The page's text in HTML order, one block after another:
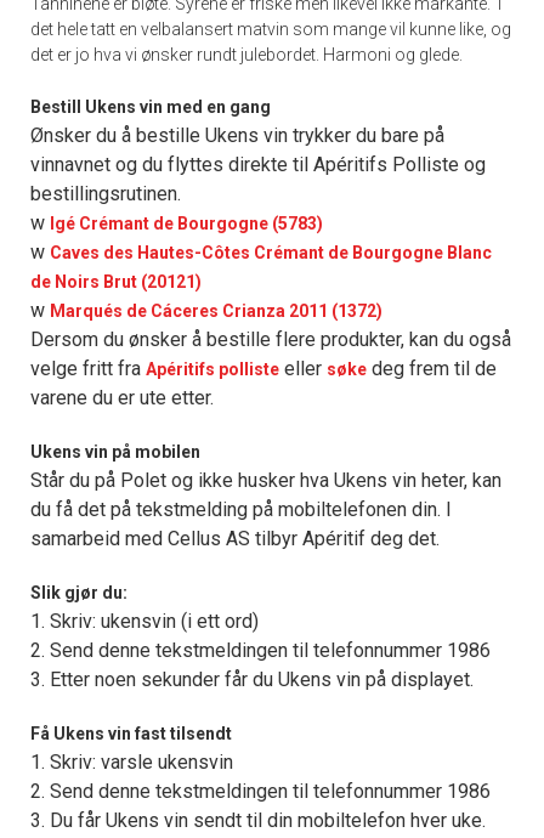
det hele tatt en velbalansert matvin som mange vil kunne like, og
det er jo hva vi ønsker rundt julebordet. Harmoni og glede.
Bestill Ukens vin med en gang
Ønsker du å bestille Ukens vin trykker du bare på
vinnavnet og du flyttes direkte til Apéritifs Polliste og
bestillingsrutinen.
w Igé Crémant de Bourgogne (5783)
w Caves des Hautes-Côtes Crémant de Bourgogne Blanc
de Noirs Brut (20121)
w Marqués de Cáceres Crianza 2011 (1372)
Dersom du ønsker å bestille flere produkter, kan du også
velge fritt fra Apéritifs polliste eller søke deg frem til de
varene du er ute etter.
Ukens vin på mobilen
Står du på Polet og ikke husker hva Ukens vin heter, kan
du få det på tekstmelding på mobiltelefonen din. I
samarbeid med Cellus AS tilbyr Apéritif deg det.
Slik gjør du:
1. Skriv: ukensvin (i ett ord)
2. Send denne tekstmeldingen til telefonnummer 1986
3. Etter noen sekunder får du Ukens vin på displayet.
Få Ukens vin fast tilsendt
1. Skriv: varsle ukensvin
2. Send denne tekstmeldingen til telefonnummer 1986
3. Du får Ukens vin sendt til din mobiltelefon hver uke.